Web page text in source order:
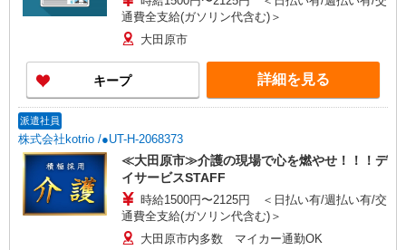
通費全支給(ガソリン代含む)＞
大田原市
キープ 詳細を見る
派遣社員
株式会社kotrio /●UT-H-2068373
≪大田原市≫介護の現場で心を燃やせ！！！デ
イサービスSTAFF
時給1500円〜2125円 ＜日払い有/週払い有/交
通費全支給(ガソリン代含む)＞
大田原市内多数 マイカー通勤OK